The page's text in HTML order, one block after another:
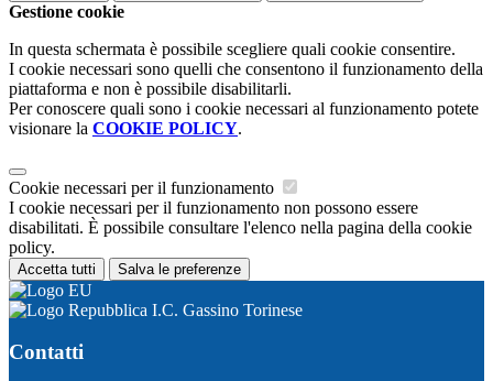
Gestione cookie
In questa schermata è possibile scegliere quali cookie consentire.
I cookie necessari sono quelli che consentono il funzionamento della
piattaforma e non è possibile disabilitarli.
Per conoscere quali sono i cookie necessari al funzionamento potete
visionare la COOKIE POLICY.
Cookie necessari per il funzionamento
I cookie necessari per il funzionamento non possono essere
disabilitati. È possibile consultare l'elenco nella pagina della cookie
policy.
Accetta tutti Salva le preferenze
I.C. Gassino Torinese
Contatti